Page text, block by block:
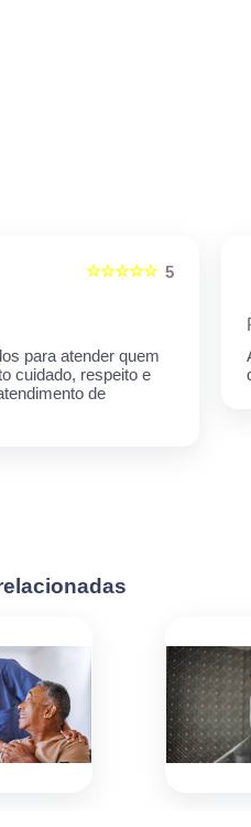
5
☆☆☆☆☆
para atender quem
cuidado, respeito e
de